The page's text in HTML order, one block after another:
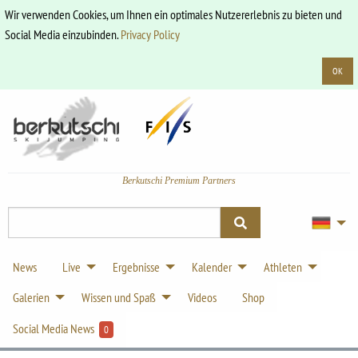
Wir verwenden Cookies, um Ihnen ein optimales Nutzererlebnis zu bieten und
Social Media einzubinden.Privacy Policy
OK
Berkutschi Premium Partners
News Live Ergebnisse Kalender
Athleten
Galerien
Wissen und Spaß Videos
Shop
Social Media News
0